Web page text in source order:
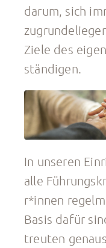
darum, sich
Ziele des
stän­di­gen.
In un­se­ren
alle
r*in­nen
Basis dafür
treu­ten